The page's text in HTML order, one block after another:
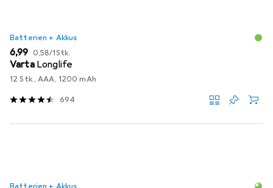
Batterien + Akkus
EUR
6,99 EUR
0,58/1Stk.
Varta Longlife
12 Stk., AAA, 1200 mAh
694